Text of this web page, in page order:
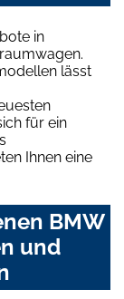
in
lässt
für ein
Ihnen eine
BMW
und